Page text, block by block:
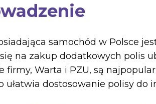
samochód w Polsce
na zakup dodatkowych polis
firmy, Warta i PZU, są
ułatwia dostosowanie polisy